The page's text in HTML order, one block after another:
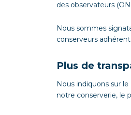
des observateurs
Nous sommes
conserveurs
Plus de
Nous indiquons sur
notre conserverie, le